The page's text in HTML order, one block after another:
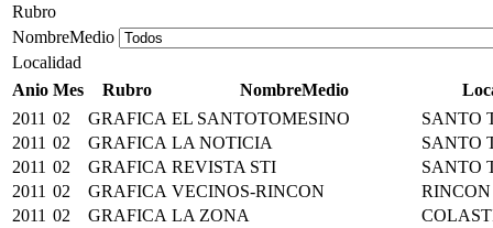
Rubro
NombreMedio
Localidad
Anio Mes Rubro NombreMedio
2011 02 GRAFICA EL SANTOTOMESINO
SANTO
2011 02 GRAFICA LA NOTICIA
SANTO
2011 02 GRAFICA REVISTA STI
SANTO
2011 02 GRAFICA VECINOS-RINCON
RINCON
2011 02 GRAFICA LA ZONA